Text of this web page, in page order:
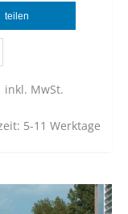
teilen
inkl. MwSt.
5-11 Werktage